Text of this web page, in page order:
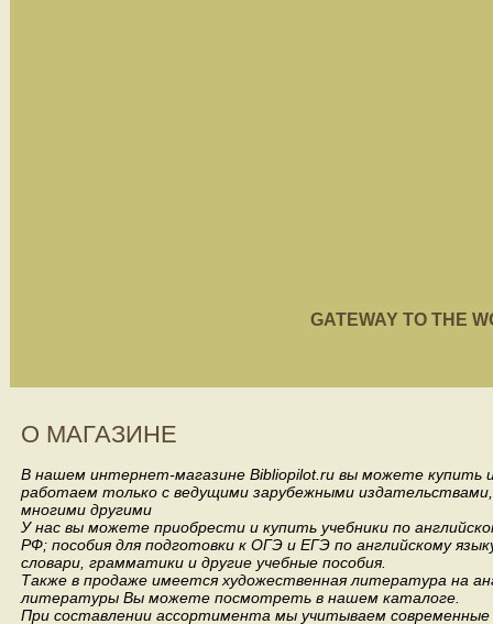
GATEWAY TO THE
О МАГАЗИНЕ
В нашем интернет-магазине Bibliopilot.ru вы можете купить
работаем только с ведущими зарубежными издательствами,
многими другими
У нас вы можете приобрести и купить учебники по
РФ; пособия для подготовки к ОГЭ и ЕГЭ по английскому
словари, грамматики и другие учебные пособия.
Также в продаже имеется художественная литература на
литературы Вы можете посмотреть в нашем каталоге.
При составлении ассортимента мы учитываем